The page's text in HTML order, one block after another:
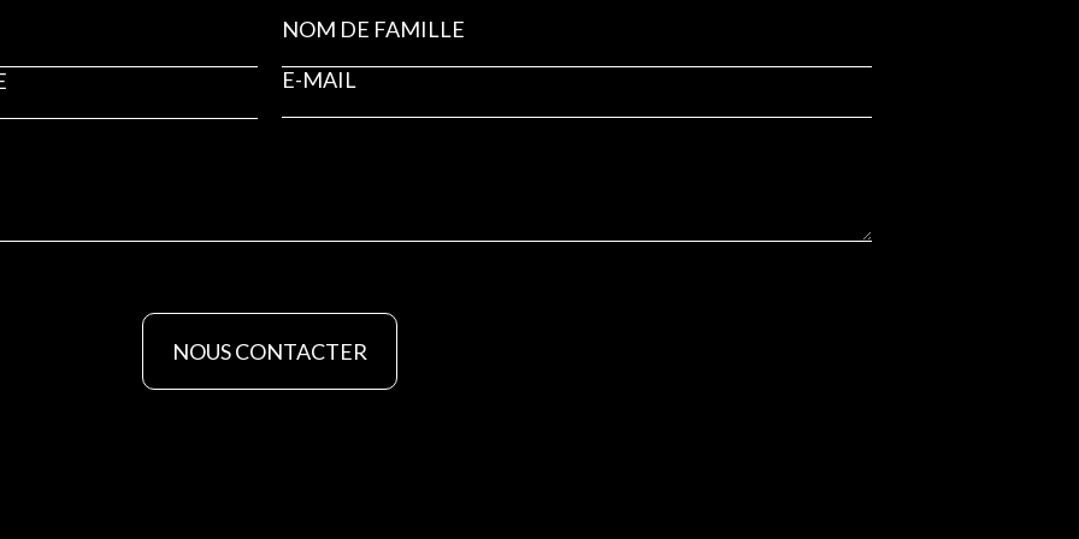
NOUS CONTACTER